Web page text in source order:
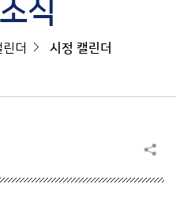
식
린더 시정 캘린더